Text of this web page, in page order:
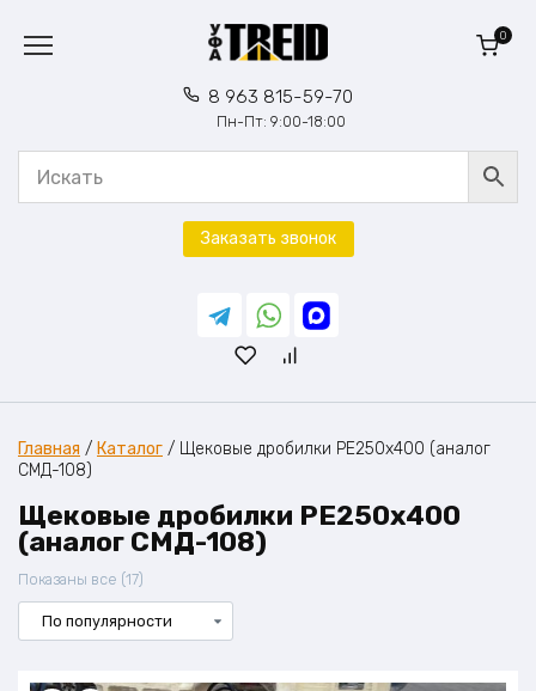
содержанию
8 963 815-59-70
Пн-Пт: 9:00-18:00
0
Заказать звонок
Главная / Каталог / Щековые дробилки PE250х400 (аналог
СМД-108)
Щековые дробилки PE250х400
(аналог СМД-108)
Показаны все (17)
по
популярности